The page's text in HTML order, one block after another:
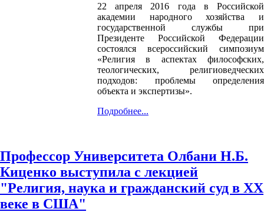
22 апреля 2016 года в Российской
академии народного хозяйства и
государственной службы при
Президенте Российской Федерации
состоялся всероссийский симпозиум
«Религия в аспектах философских,
теологических, религиоведческих
подходов: проблемы определения
объекта и экспертизы».
Подробнее...
Профессор Университета Олбани Н.Б.
Киценко выступила с лекцией
"Религия, наука и гражданский суд в ХХ
веке в США"